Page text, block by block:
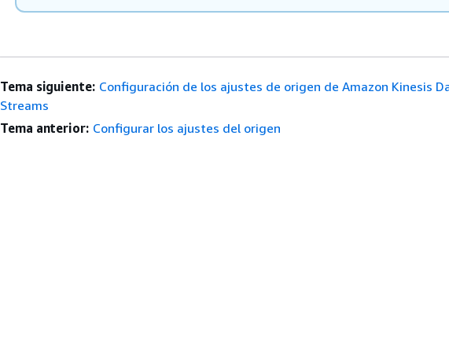
Tema siguiente: Configuración de los ajustes de origen de Amazon Kinesis
Streams
Tema anterior: Configurar los ajustes del origen